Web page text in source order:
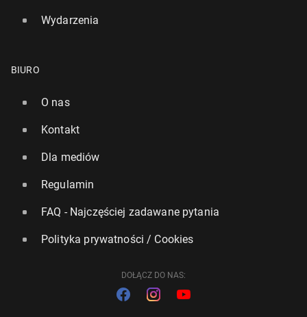
Wydarzenia
BIURO
O nas
Kontakt
Dla mediów
Regulamin
FAQ - Najczęściej zadawane pytania
Polityka prywatności / Cookies
DOŁĄCZ DO NAS: